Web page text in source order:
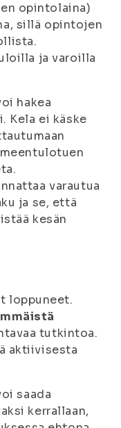
opintolaina)
sillä opintojen
ja varoilla
hakea
Kela ei käske
varautua
ja se, että
kesän
loppuneet.
tutkintoa.
aktiivisesta
saada
kerrallaan,